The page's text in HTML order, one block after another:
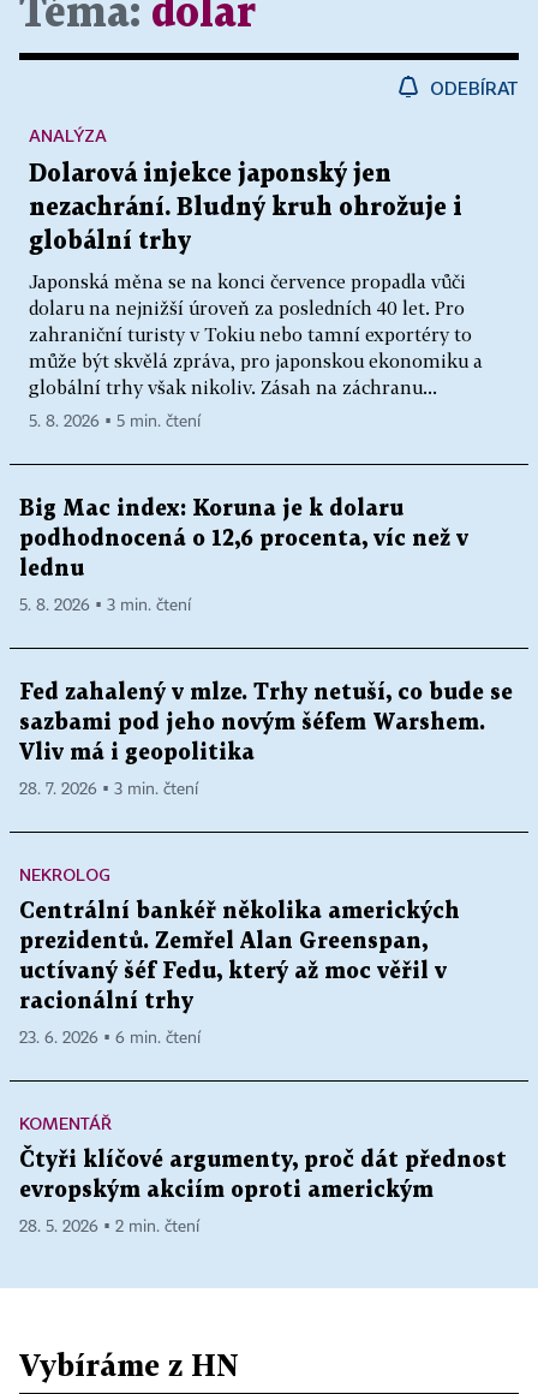
Téma: dolar
ODEBÍRAT
Dolarová injekce japonský jen
nezachrání. Bludný kruh ohrožuje i
globální trhy
Japonská měna se na konci července propadla vůči
dolaru na nejnižší úroveň za posledních 40 let. Pro
zahraniční turisty v Tokiu nebo tamní exportéry to
může být skvělá zpráva, pro japonskou ekonomiku a
globální trhy však nikoliv. Zásah na záchranu...
ANALÝZA
5. 8. 2026 ▪ 5 min. čtení
Big Mac index: Koruna je k dolaru
podhodnocená o 12,6 procenta, víc než v
lednu
5. 8. 2026 ▪ 3 min. čtení
Fed zahalený v mlze. Trhy netuší, co bude se
sazbami pod jeho novým šéfem Warshem.
Vliv má i geopolitika
28. 7. 2026 ▪ 3 min. čtení
NEKROLOG
Centrální bankéř několika amerických
prezidentů. Zemřel Alan Greenspan,
uctívaný šéf Fedu, který až moc věřil v
racionální trhy
23. 6. 2026 ▪ 6 min. čtení
KOMENTÁŘ
Čtyři klíčové argumenty, proč dát přednost
evropským akciím oproti americkým
28. 5. 2026 ▪ 2 min. čtení
Vybíráme z HN